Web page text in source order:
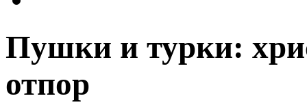
Пушки и турки:
отпор